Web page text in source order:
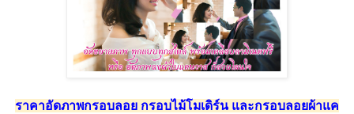
ราคาอัดภาพกรอบลอย กรอบไม้โมเดิร์น และกรอบลอยผ้าแค